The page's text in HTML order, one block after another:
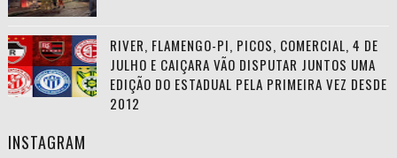
RIVER, FLAMENGO-PI, PICOS, COMERCIAL, 4 DE
JULHO E CAIÇARA VÃO DISPUTAR JUNTOS UMA
EDIÇÃO DO ESTADUAL PELA PRIMEIRA VEZ DESDE
2012
INSTAGRAM